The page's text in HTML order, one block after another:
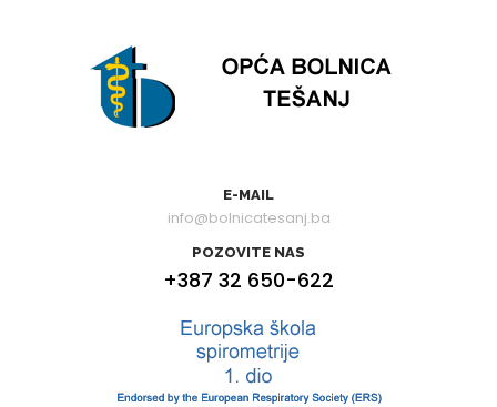
E-MAIL
info@bolnicatesanj.ba
POZOVITE NAS
+387 32 650-622